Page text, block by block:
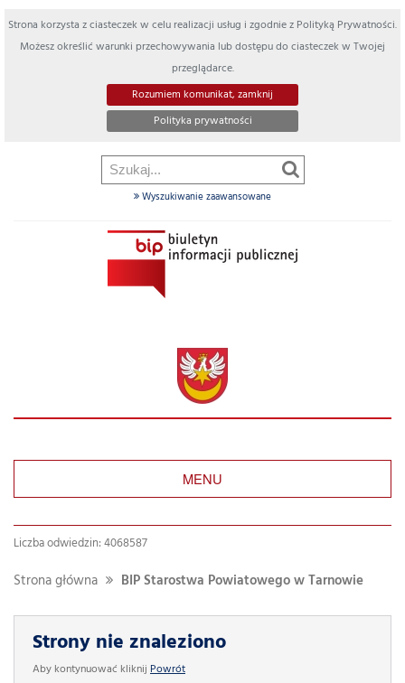
Strona korzysta z ciasteczek w celu realizacji usług i zgodnie z Polityką Prywatności.
Możesz określić warunki przechowywania lub dostępu do ciasteczek w Twojej
przeglądarce.
Rozumiem komunikat, zamknij
Polityka prywatności
Wyszukiwanie zaawansowane
MENU
Liczba odwiedzin: 4068587
Strona główna BIP Starostwa Powiatowego w Tarnowie
Strony nie znaleziono
Aby kontynuować kliknij Powrót